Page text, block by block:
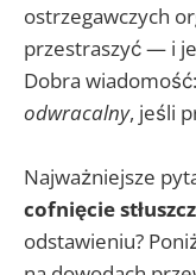
ostrzegawczych
przestraszyć — i
Dobra
odwracalny, jeśli
Najważniejsze
cofnięcie
odstawieniu?